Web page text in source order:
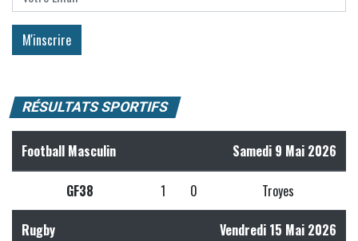
RÉSULTATS SPORTIFS
Football Masculin Samedi 9 Mai 2026
GF38 1 0 Troyes
Rugby Vendredi 15 Mai 2026